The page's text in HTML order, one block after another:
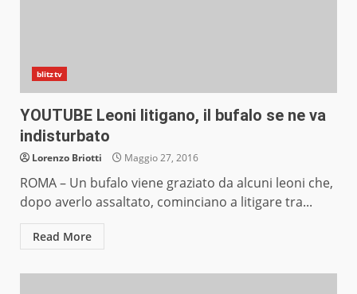
blitztv
YOUTUBE Leoni litigano, il bufalo se ne va
indisturbato
Lorenzo Briotti Maggio 27, 2016
ROMA – Un bufalo viene graziato da alcuni leoni che,
dopo averlo assaltato, cominciano a litigare tra...
Read More